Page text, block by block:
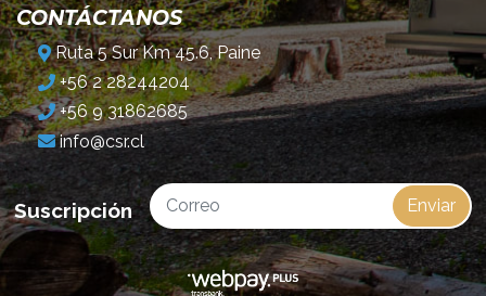
CONTÁCTANOS
Ruta 5 Sur Km 45.6, Paine
+56 2 28244204
+56 9 31862685
info@csr.cl
Suscripción Enviar